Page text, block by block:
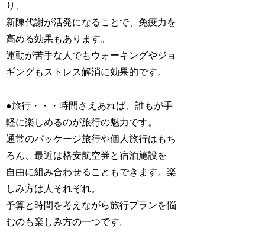
り、
新陳代謝が活発になることで、免疫力を
高める効果もあります。
運動が苦手な人でもウォーキングやジョ
ギングもストレス解消に効果的です。
●旅行・・・時間さえあれば、誰もが手
軽に楽しめるのが旅行の魅力です。
通常のパッケージ旅行や個人旅行はもち
ろん、最近は格安航空券と宿泊施設を
自由に組み合わせることもできます。楽
しみ方は人それぞれ。
予算と時間を考えながら旅行プランを悩
むのも楽しみ方の一つです。